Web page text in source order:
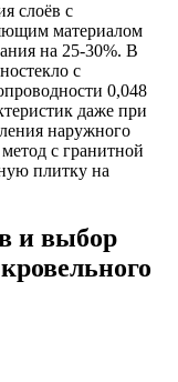
слоёв с
материалом
на 25-30%. В
с
0,048
даже при
наружного
с гранитной
плитку на
и выбор